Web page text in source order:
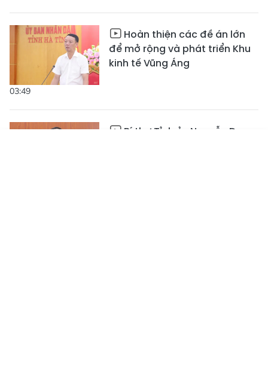
03:49
Hoàn thiện các đề án lớn
để mở rộng và phát triển Khu
kinh tế Vũng Áng
Bí thư Tỉnh ủy Nguyễn Duy